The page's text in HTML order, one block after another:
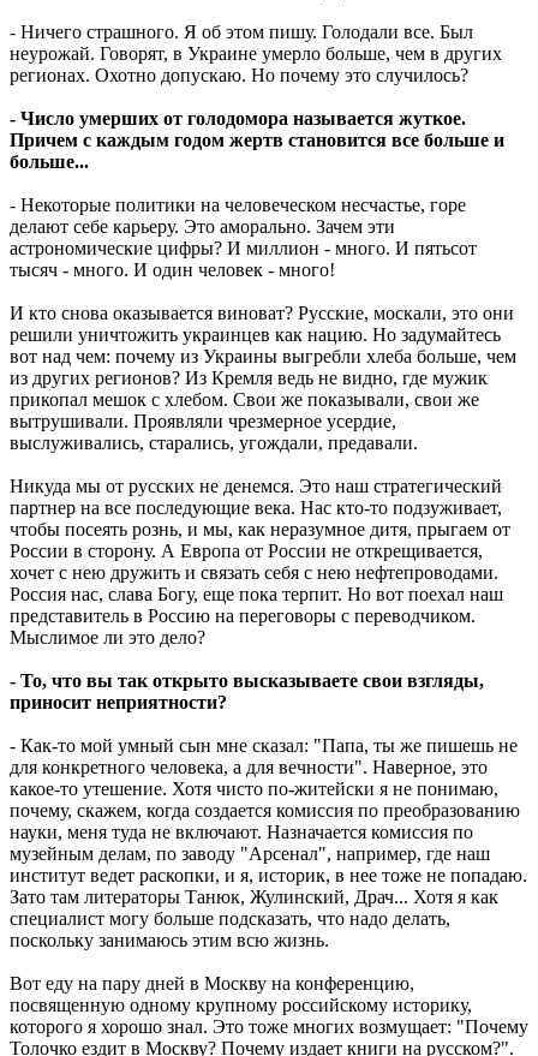
- Ничего страшного. Я об этом пишу. Голодали все. Был
неурожай. Говорят, в Украине умерло больше, чем в других
регионах. Охотно допускаю. Но почему это случилось?
- Число умерших от голодомора называется жуткое.
Причем с каждым годом жертв становится все больше и
больше...
- Некоторые политики на человеческом несчастье, горе
делают себе карьеру. Это аморально. Зачем эти
астрономические цифры? И миллион - много. И пятьсот
тысяч - много. И один человек - много!
И кто снова оказывается виноват? Русские, москали, это они
решили уничтожить украинцев как нацию. Но задумайтесь
вот над чем: почему из Украины выгребли хлеба больше, чем
из других регионов? Из Кремля ведь не видно, где мужик
прикопал мешок с хлебом. Свои же показывали, свои же
вытрушивали. Проявляли чрезмерное усердие,
выслуживались, старались, угождали, предавали.
Никуда мы от русских не денемся. Это наш стратегический
партнер на все последующие века. Нас кто-то подзуживает,
чтобы посеять рознь, и мы, как неразумное дитя, прыгаем от
России в сторону. А Европа от России не открещивается,
хочет с нею дружить и связать себя с нею нефтепроводами.
Россия нас, слава Богу, еще пока терпит. Но вот поехал наш
представитель в Россию на переговоры с переводчиком.
Мыслимое ли это дело?
- То, что вы так открыто высказываете свои взгляды,
приносит неприятности?
- Как-то мой умный сын мне сказал: "Папа, ты же пишешь не
для конкретного человека, а для вечности". Наверное, это
какое-то утешение. Хотя чисто по-житейски я не понимаю,
почему, скажем, когда создается комиссия по преобразованию
науки, меня туда не включают. Назначается комиссия по
музейным делам, по заводу "Арсенал", например, где наш
институт ведет раскопки, и я, историк, в нее тоже не попадаю.
Зато там литераторы Танюк, Жулинский, Драч... Хотя я как
специалист могу больше подсказать, что надо делать,
поскольку занимаюсь этим всю жизнь.
Вот еду на пару дней в Москву на конференцию,
посвященную одному крупному российскому историку,
которого я хорошо знал. Это тоже многих возмущает: "Почему
Толочко ездит в Москву? Почему издает книги на русском?".